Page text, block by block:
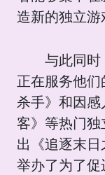
造新的独立游
与此同时
正在服务他
杀手》和因
客》等热门
出《追逐末
举办了为了促